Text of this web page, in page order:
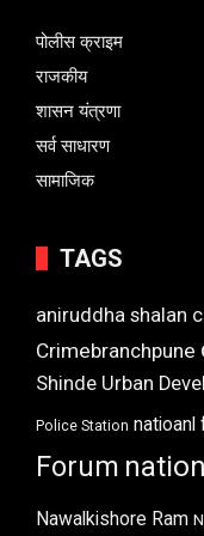
पोलीस क्राइम
राजकीय
शासन यंत्रणा
सर्व साधारण
सामाजिक
TAGS
aniruddha shalan
Crimebranchpune
Shinde Urban
Police Station natioanl
Forum
Nawalkishore Ram